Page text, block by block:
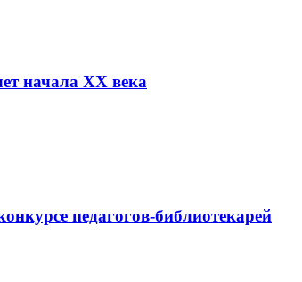
начала XX века
педагогов-библиотекарей